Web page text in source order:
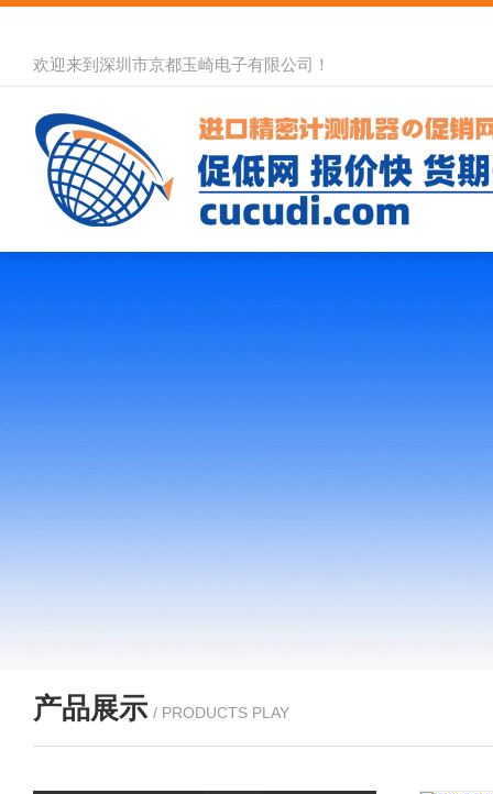
欢迎来到深圳市京都玉崎电子有限公司！
产品展示 / PRODUCTS PLAY